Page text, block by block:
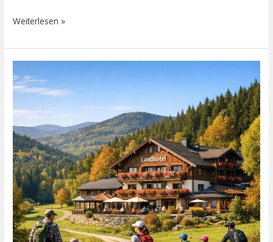
Weiterlesen »
das
Landhotel
Fichtelgebirge:
Dein
perfekter
Rückzugsort
für
Sport,
Spiel
und
Naturerlebnis